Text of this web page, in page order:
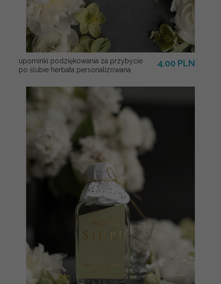
upominki podziękowania za przybycie
po ślubie herbata personalizowana
4.00 PLN